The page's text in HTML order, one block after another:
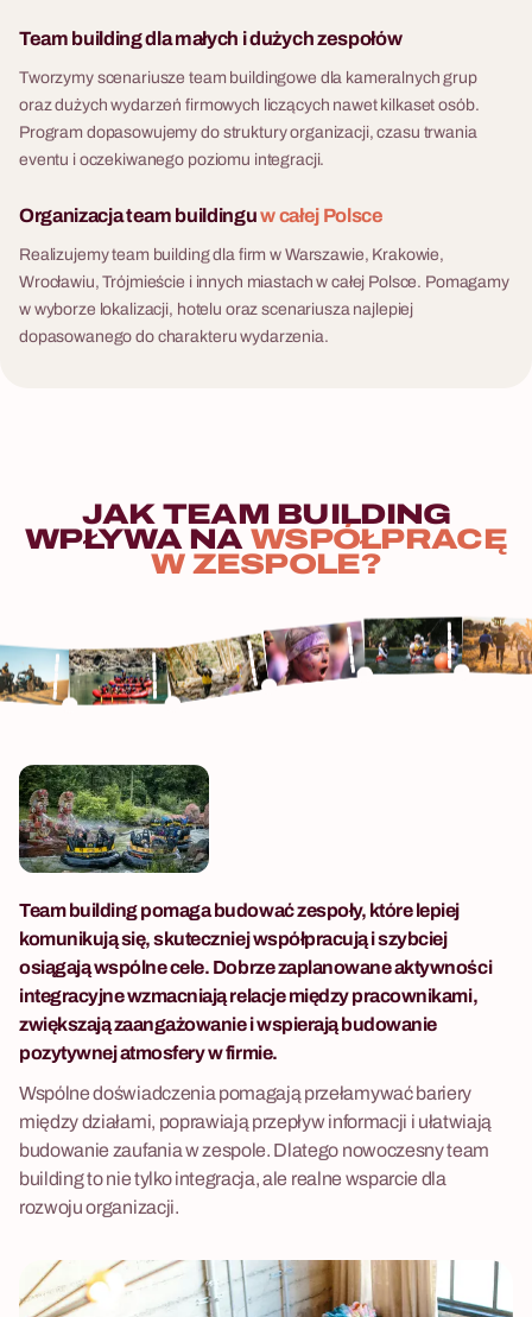
Team building dla małych i dużych zespołów
Tworzymy scenariusze team buildingowe dla kameralnych grup
oraz dużych wydarzeń firmowych liczących nawet kilkaset osób.
Program dopasowujemy do struktury organizacji, czasu trwania
eventu i oczekiwanego poziomu integracji.
Organizacja team buildinguw całej Polsce
Realizujemy team building dla firm w Warszawie, Krakowie,
Wrocławiu, Trójmieście i innych miastach w całej Polsce. Pomagamy
w wyborze lokalizacji, hotelu oraz scenariusza najlepiej
dopasowanego do charakteru wydarzenia.
JAK TEAM BUILDING
WPŁYWA NA WSPÓŁPRACĘ
W ZESPOLE?
Team building pomaga budować zespoły, które lepiej
komunikują się, skuteczniej współpracują i szybciej
osiągają wspólne cele. Dobrze zaplanowane aktywności
integracyjne wzmacniają relacje między pracownikami,
zwiększają zaangażowanie i wspierają budowanie
pozytywnej atmosfery w firmie.
Wspólne doświadczenia pomagają przełamywać bariery
między działami, poprawiają przepływ informacji i ułatwiają
budowanie zaufania w zespole. Dlatego nowoczesny team
building to nie tylko integracja, ale realne wsparcie dla
rozwoju organizacji.